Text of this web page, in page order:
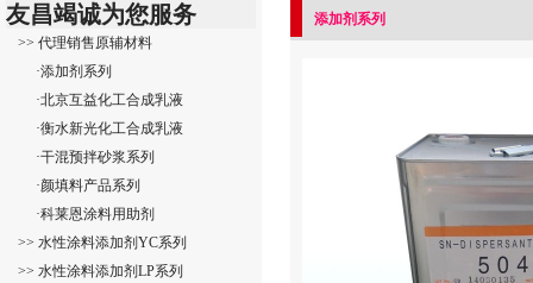
友昌竭诚为您服务
>> 代理销售原辅材料
·添加剂系列
·北京互益化工合成乳液
·衡水新光化工合成乳液
·干混预拌砂浆系列
·颜填料产品系列
·科莱恩涂料用助剂
>> 水性涂料添加剂YC系列
>> 水性涂料添加剂LP系列
添加剂系列